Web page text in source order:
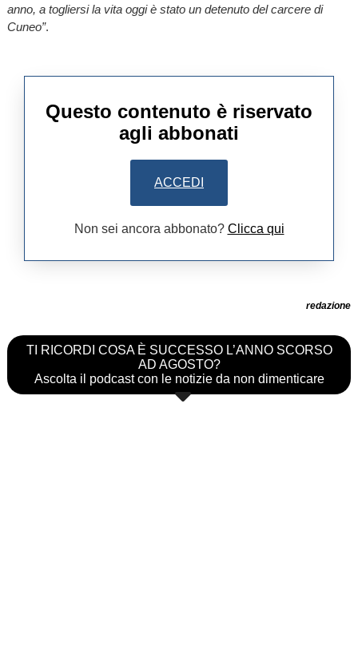
anno, a togliersi la vita oggi è stato un detenuto del carcere di
Cuneo”.
Questo contenuto è riservato
agli abbonati
ACCEDI
Non sei ancora abbonato? Clicca qui
redazione
TI RICORDI COSA È SUCCESSO L’ANNO SCORSO
AD AGOSTO?
Ascolta il podcast con le notizie da non dimenticare